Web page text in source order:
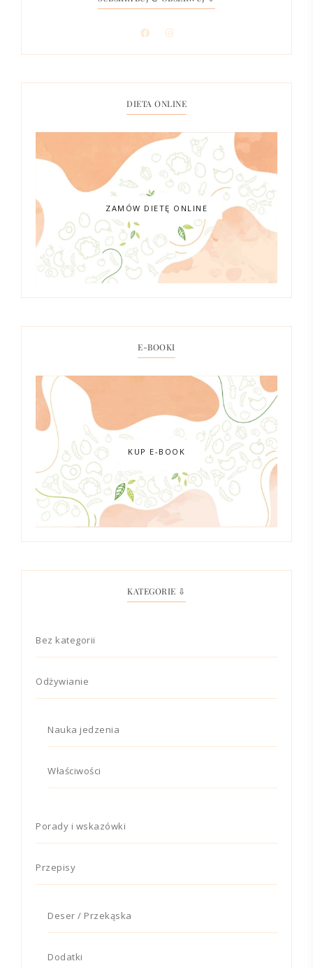
DIETA ONLINE
ZAMÓW DIETĘ ONLINE
E-BOOKI
KUP E-BOOK
KATEGORIE ⇩
Bez kategorii
Odżywianie
Nauka jedzenia
Właściwości
Porady i wskazówki
Przepisy
Deser / Przekąska
Dodatki